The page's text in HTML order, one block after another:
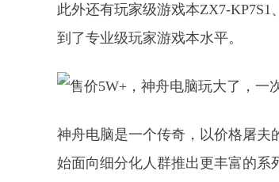
此外还有玩家级游戏本ZX7-
到了专业级玩家游戏本水平。
神舟电脑是一个传奇，以价格屠夫
始面向细分化人群推出更丰富的系